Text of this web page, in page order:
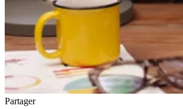
Partager